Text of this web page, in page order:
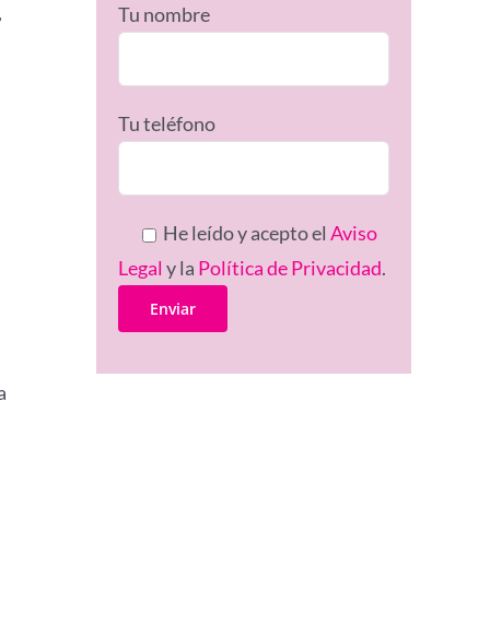
Tu nombre
Tu teléfono
He leído y acepto elAviso
Legal y la Política de Privacidad.